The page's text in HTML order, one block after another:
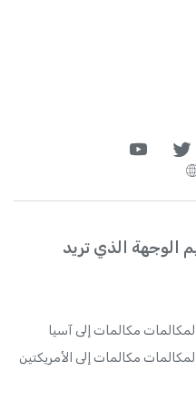
الوجهة الذي تريد
المكالمات مكالمات إلى آسيا
المكالمات مكالمات إلى الأمريكتين